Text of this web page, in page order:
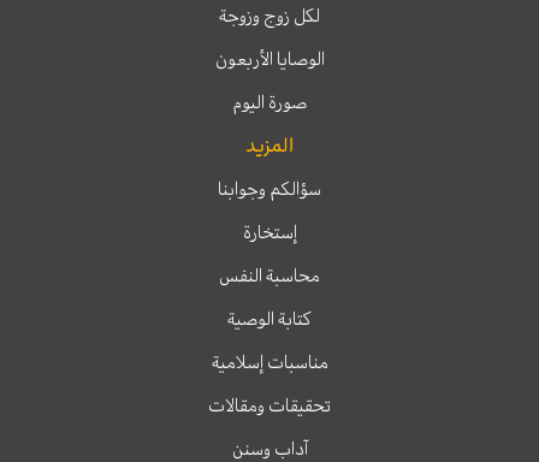
لكل زوج وزوجة
الوصايا الأربعون
صورة اليوم
المزيد
سؤالكم وجوابنا
إستخارة
محاسبة النفس
كتابة الوصية
مناسبات إسلامية
تحقيقات ومقالات
آداب وسنن